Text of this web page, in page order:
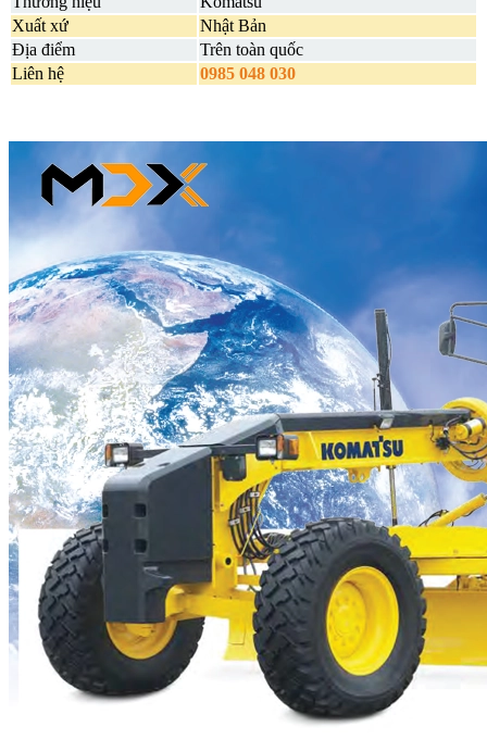
Xuất xứ
Nhật Bản
Địa điểm
Trên toàn quốc
Liên hệ
0985 048 030